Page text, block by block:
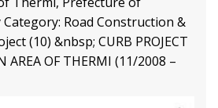
Road Construction &
(10) &nbsp; CURB PROJECT
AREA OF THERMI (11/2008 –